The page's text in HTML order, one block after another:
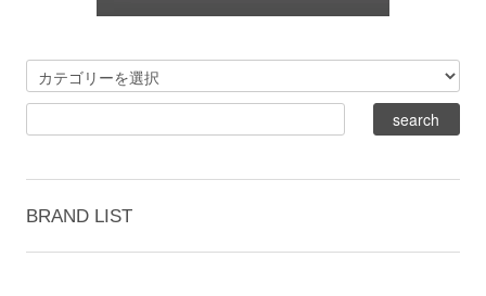
BRAND LIST